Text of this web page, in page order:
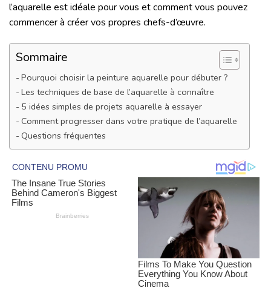
l’aquarelle est idéale pour vous et comment vous pouvez
commencer à créer vos propres chefs-d’œuvre.
Sommaire
Pourquoi choisir la peinture aquarelle pour débuter ?
Les techniques de base de l’aquarelle à connaître
5 idées simples de projets aquarelle à essayer
Comment progresser dans votre pratique de l’aquarelle
Questions fréquentes